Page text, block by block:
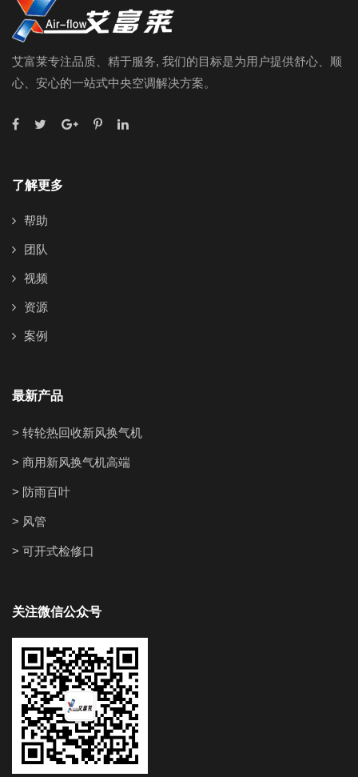
艾富莱专注品质、精于服务, 我们的目标是为用户提供舒心、顺
心、安心的一站式中央空调解决方案。
了解更多
帮助
团队
视频
资源
案例
最新产品
> 转轮热回收新风换气机
> 商用新风换气机高端
> 防雨百叶
> 风管
> 可开式检修口
关注微信公众号